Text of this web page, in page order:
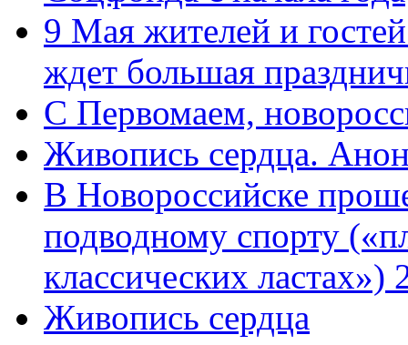
9 Мая жителей и
ждет большая
C Первомаем,
Живопись сердца.
В Новороссийске
подводному спорту
классических
Живопись сердца